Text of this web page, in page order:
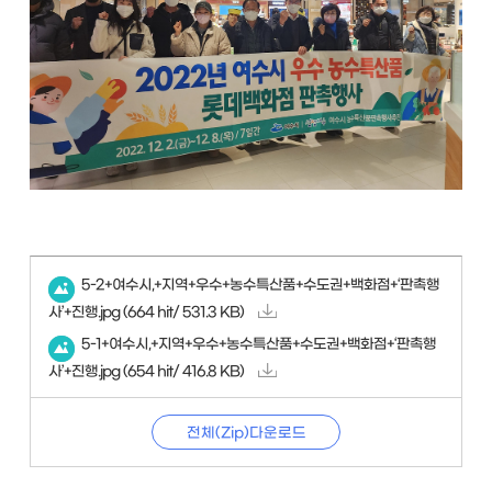
5-2+여수시,+지역+우수+농수특산품+수도권+백화점+‘판촉행
사’+진행.jpg (664 hit/ 531.3 KB)
5-1+여수시,+지역+우수+농수특산품+수도권+백화점+‘판촉행
사’+진행.jpg (654 hit/ 416.8 KB)
전체(Zip)다운로드